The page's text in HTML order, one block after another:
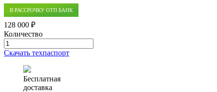
В РАССРОЧКУ ОТП БАНК
128 000 ₽
Количество
Количество
товара
(цеховой)
жироуловитель
Серво-
Скачать техпаспорт
Бесплатная
доставка